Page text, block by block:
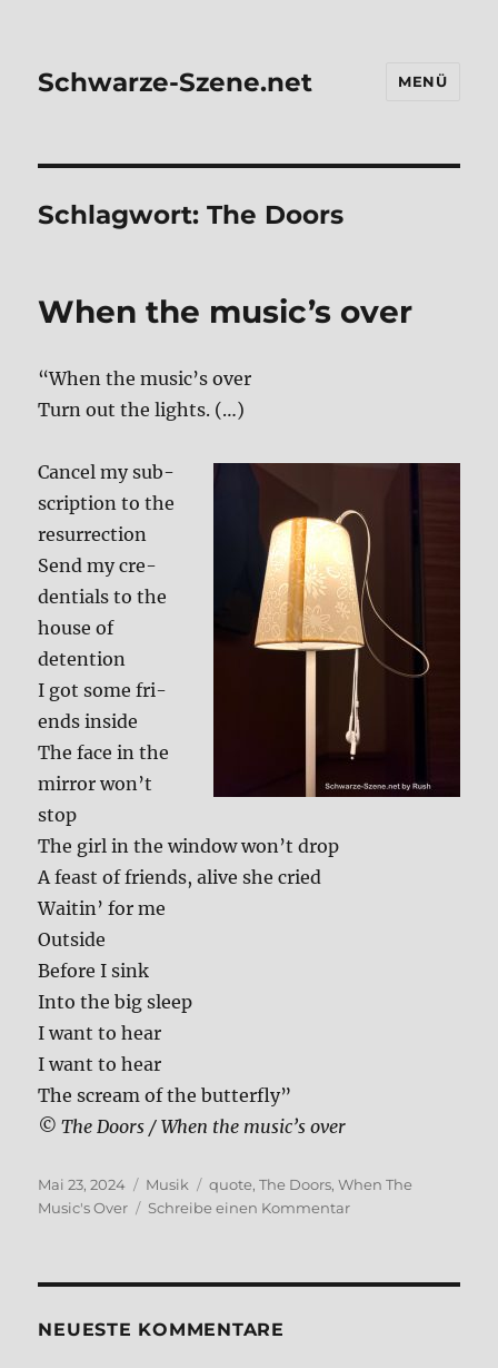
Schwarze-Szene.net MENÜ
Schlagwort:The Doors
When the music’s over
“When the music’s over
Turn out the lights. (…)
Can­cel my sub­
scrip­ti­on to the
resur­rec­tion
Send my cre­
den­ti­als to the
hou­se of
detenti­on
I got some fri­
ends insi­de
The face in the
mir­ror won’t
stop
The girl in the win­dow won’t drop
A feast of fri­ends, ali­ve she cried
Wai­tin’ for me
Out­side
Befo­re I sink
Into the big sleep
I want to hear
I want to hear
The scream of the but­ter­fly”
© The Doors / When the music’s over
Veröffentlicht
am
Mai 23, 2024 Kategorien
Musik Schlagwörter
quote,The Doors,When The
Music's Over
Schreibe einen Kommentarzu
NEUE­STE KOM­MEN­TA­RE